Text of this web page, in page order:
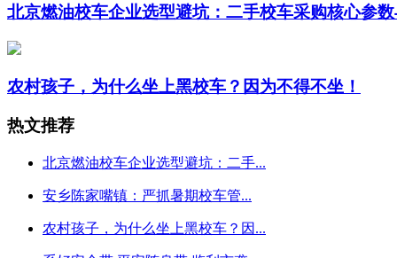
北京燃油校车企业选型避坑：二手校车采购核心参
农村孩子，为什么坐上黑校车？因为不得不坐！
热文推荐
北京燃油校车企业选型避坑：二手...
安乡陈家嘴镇：严抓暑期校车管...
农村孩子，为什么坐上黑校车？因...